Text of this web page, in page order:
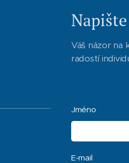
Váš názor na
radostí
Jméno
E-mail